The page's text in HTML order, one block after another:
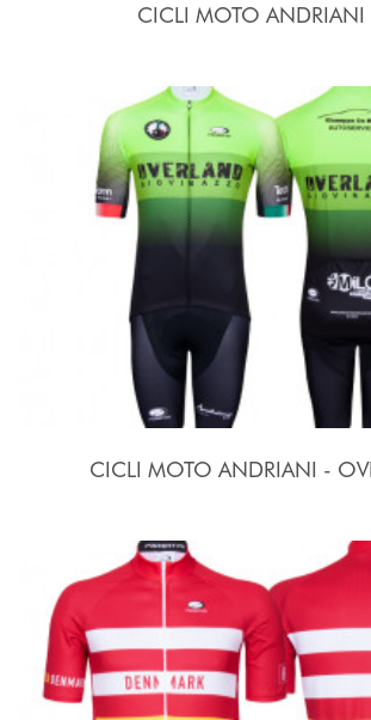
CICLI MOTO ANDRIANI
CICLI MOTO ANDRIANI -